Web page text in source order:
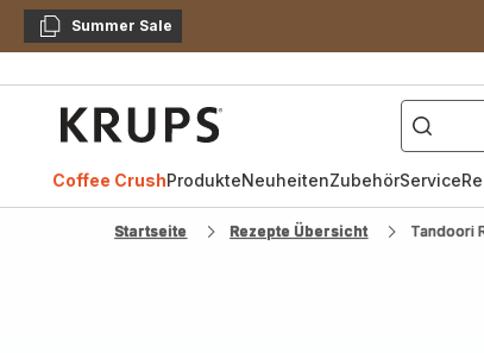
KopierenSummer Sale
Coffee CrushProdukteNeuheitenZubehörService
Startseite Rezepte Übersicht Tandoori